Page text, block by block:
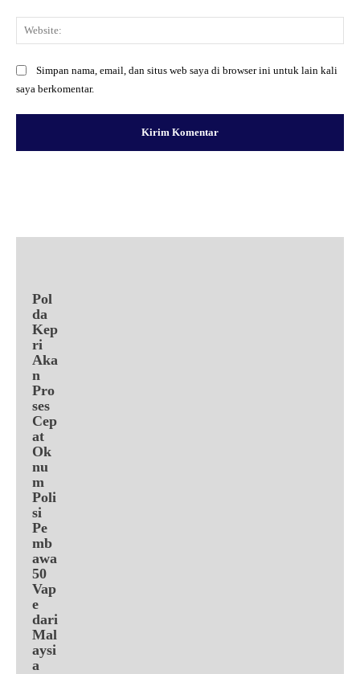
Simpan nama, email, dan situs web saya di browser ini untuk lain kali
saya berkomentar.
Pol
da
Kep
ri
Aka
n
Pro
ses
Cep
at
Ok
nu
m
Poli
si
Pe
mb
awa
50
Vap
e
dari
Mal
aysi
a